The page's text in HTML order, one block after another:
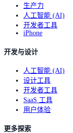
生产力
人工智能 (AI)
开发者工具
iPhone
开发与设计
人工智能 (AI)
设计工具
开发者工具
SaaS 工具
用户体验
更多探索